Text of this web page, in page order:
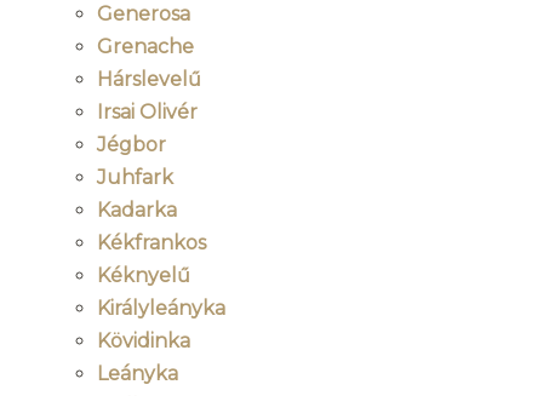
Generosa
Grenache
Hárslevelű
Irsai Olivér
Jégbor
Juhfark
Kadarka
Kékfrankos
Kéknyelű
Királyleányka
Kövidinka
Leányka